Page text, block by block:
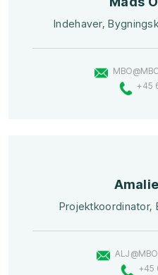
​Indehaver,
+45
​Projektkoordinator,
+45 ​